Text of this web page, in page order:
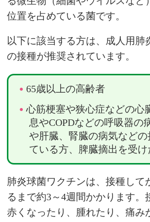
位置を占めている菌です。
以下に該当する方は、成人用肺
の接種が推奨されています。
65歳以上の高齢者
心筋梗塞や狭心症などの心
息やCOPDなどの呼吸器の
や肝臓、腎臓の病気などの
ている方、脾臓摘出を受
肺炎球菌ワクチンは、接種して
るまで約3～4週間かかります。
赤くなったり、腫れたり、痛み